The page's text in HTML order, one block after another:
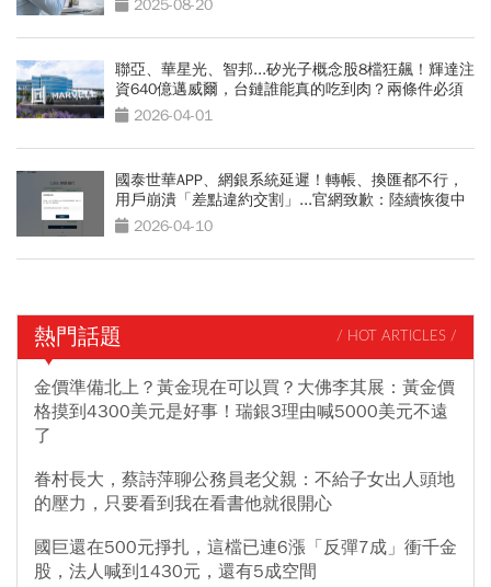
2025-08-20
聯亞、華星光、智邦...矽光子概念股8檔狂飆！輝達注
資640億邁威爾，台鏈誰能真的吃到肉？兩條件必須
有 2026-04-01
國泰世華APP、網銀系統延遲！轉帳、換匯都不行，
用戶崩潰「差點違約交割」...官網致歉：陸續恢復中
2026-04-10
熱門話題 / HOT ARTICLES /
金價準備北上？黃金現在可以買？大佛李其展：黃金價
格摸到4300美元是好事！瑞銀3理由喊5000美元不遠
了
眷村長大，蔡詩萍聊公務員老父親：不給子女出人頭地
的壓力，只要看到我在看書他就很開心
國巨還在500元掙扎，這檔已連6漲「反彈7成」衝千金
股，法人喊到1430元，還有5成空間